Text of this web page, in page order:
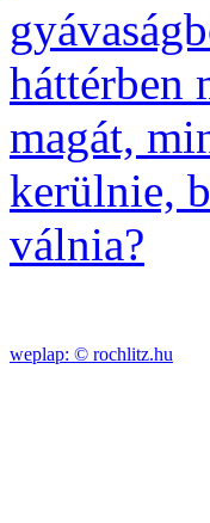
háttérben
magát,
kerülnie,
válnia?
weplap: © rochlitz.hu